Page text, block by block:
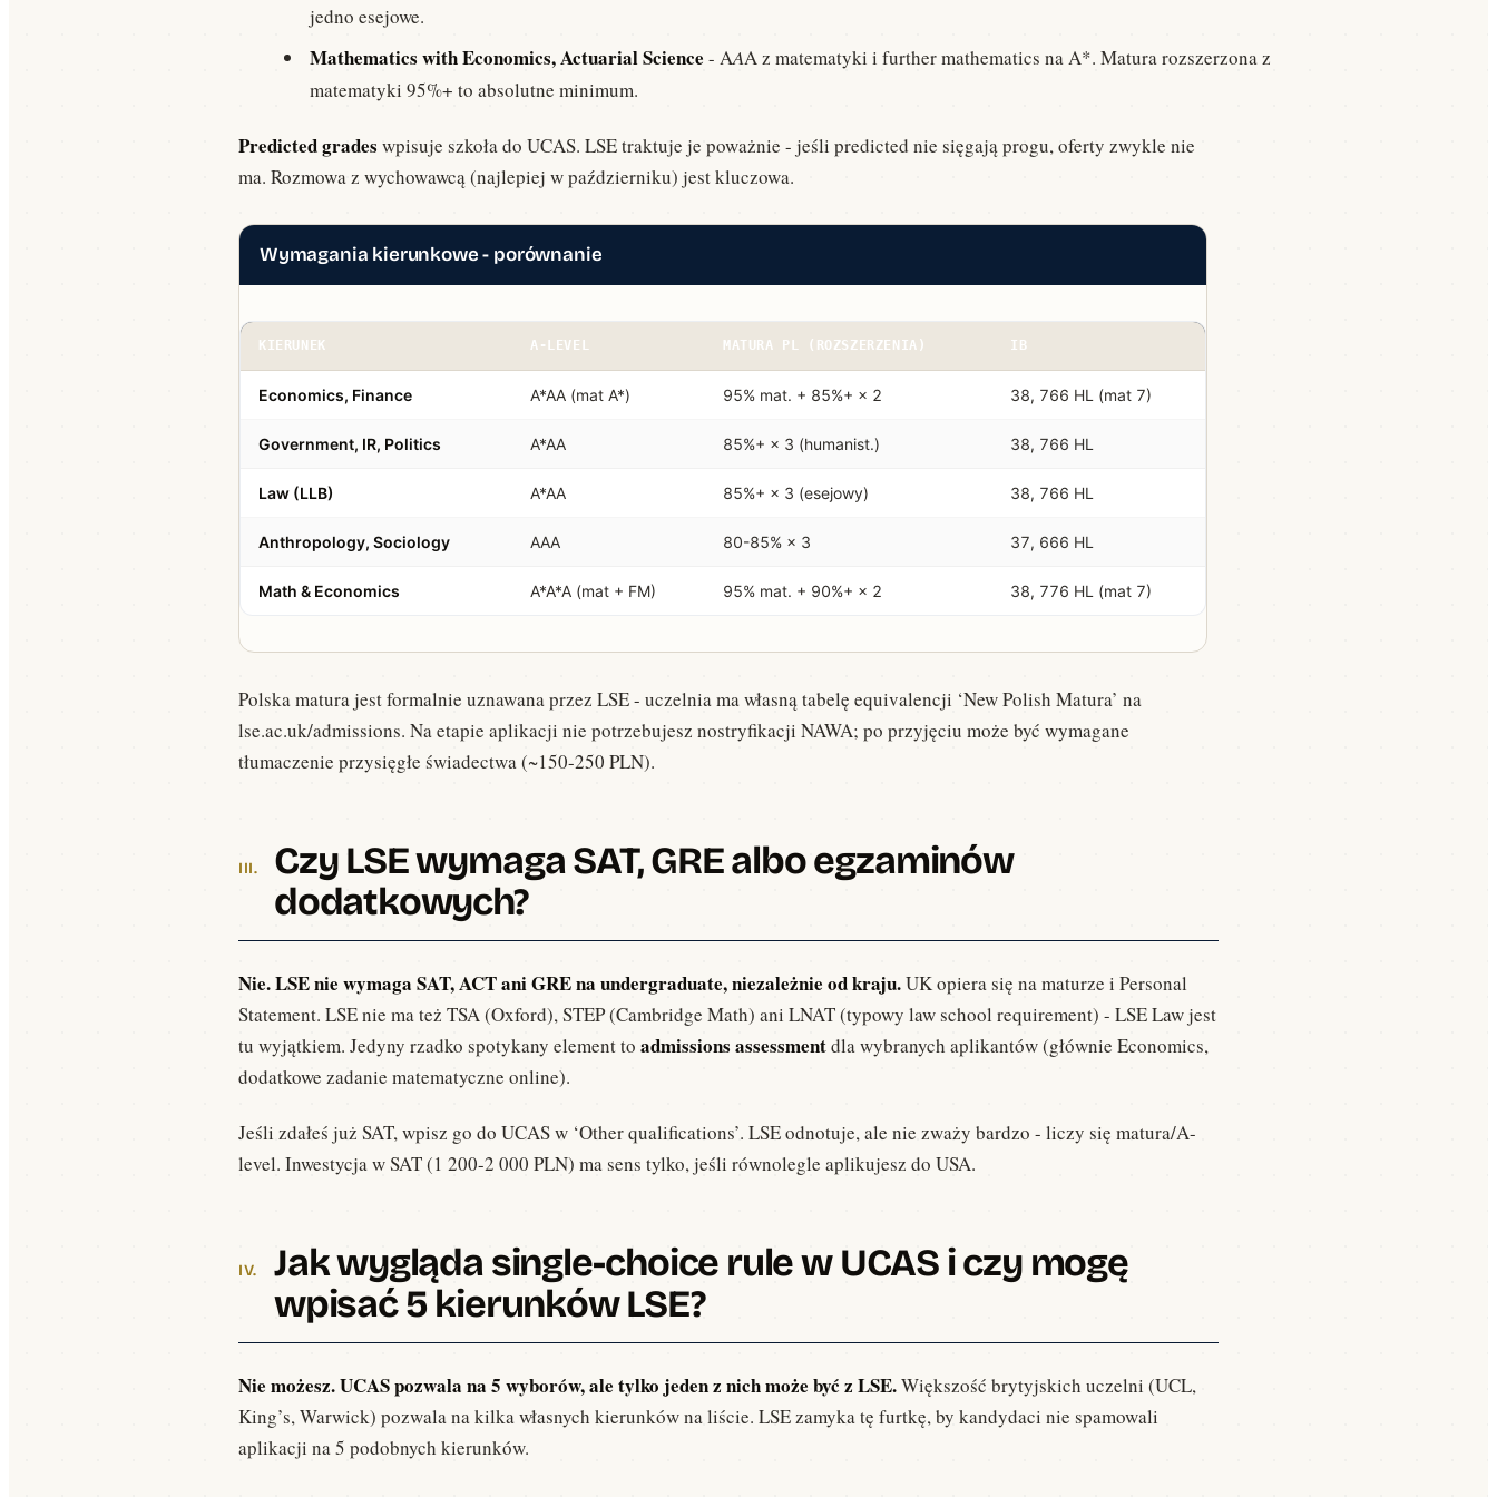
Common App krok po kroku: poradnik 2026
Aplikacje · 15 min · 16 771 wyświetleń — od założenia konta, przez essay, po złożenie aplikacji.
Stypendia · 10 min · 9 432 wyświetleń — jak polityka finansowa uczelni wpływa na Twoje szanse.
jedno esejowe.
Mathematics with Economics, Actuarial Science - AAA z matematyki i further mathematics na A*. Matura rozszerzona z
matematyki 95%+ to absolutne minimum.
Predicted grades wpisuje szkoła do UCAS. LSE traktuje je poważnie - jeśli predicted nie sięgają progu, oferty zwykle nie
ma. Rozmowa z wychowawcą (najlepiej w październiku) jest kluczowa.
Wymagania kierunkowe - porównanie
KIERUNEK A-LEVEL MATURA PL (ROZSZERZENIA) IB
Economics, Finance A*AA (mat A*) 95% mat. + 85%+ × 2 38, 766 HL (mat 7)
Government, IR, Politics A*AA 85%+ × 3 (humanist.) 38, 766 HL
Law (LLB) A*AA 85%+ × 3 (esejowy) 38, 766 HL
Anthropology, Sociology AAA 80-85% × 3 37, 666 HL
Math & Economics A*A*A (mat + FM) 95% mat. + 90%+ × 2 38, 776 HL (mat 7)
Polska matura jest formalnie uznawana przez LSE - uczelnia ma własną tabelę equivalencji ‘New Polish Matura’ na
lse.ac.uk/admissions. Na etapie aplikacji nie potrzebujesz nostryfikacji NAWA; po przyjęciu może być wymagane
tłumaczenie przysięgłe świadectwa (~150-250 PLN).
Czy LSE wymaga SAT, GRE albo egzaminów
dodatkowych?
Nie. LSE nie wymaga SAT, ACT ani GRE na undergraduate, niezależnie od kraju.UK opiera się na maturze i Personal
Statement. LSE nie ma też TSA (Oxford), STEP (Cambridge Math) ani LNAT (typowy law school requirement) - LSE Law jest
tu wyjątkiem. Jedyny rzadko spotykany element to admissions assessmentdla wybranych aplikantów (głównie Economics,
dodatkowe zadanie matematyczne online).
Jeśli zdałeś już SAT, wpisz go do UCAS w ‘Other qualifications’. LSE odnotuje, ale nie zważy bardzo - liczy się matura/A-
level. Inwestycja w SAT (1 200-2 000 PLN) ma sens tylko, jeśli równolegle aplikujesz do USA.
Jak wygląda single-choice rule w UCAS i czy mogę
wpisać 5 kierunków LSE?
Nie możesz. UCAS pozwala na 5 wyborów, ale tylko jeden z nich może być z LSE.Większość brytyjskich uczelni (UCL,
King’s, Warwick) pozwala na kilka własnych kierunków na liście. LSE zamyka tę furtkę, by kandydaci nie spamowali
aplikacji na 5 podobnych kierunków.